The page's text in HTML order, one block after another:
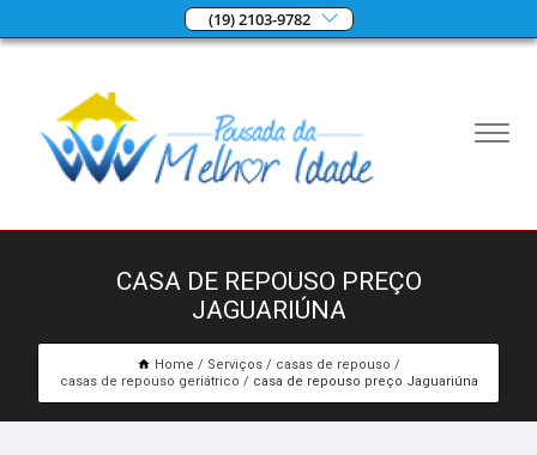
(19) 2103-9782
CASA DE REPOUSO PREÇO
JAGUARIÚNA
Home Serviços
casas de repouso
casas de repouso geriátrico
casa de repouso preço Jaguariúna